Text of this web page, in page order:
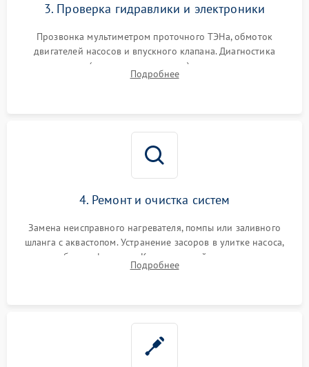
3. Проверка гидравлики и электроники
Прозвонка мультиметром проточного ТЭНа, обмоток
двигателей насосов и впускного клапана. Диагностика
прессостата (датчика уровня воды), датчика мутности,
концевика дверцы и электронного модуля управления.
Подробнее
4. Ремонт и очистка систем
Замена неисправного нагревателя, помпы или заливного
шланга с аквастопом. Устранение засоров в улитке насоса,
патрубках и фильтрах. Компонентный ремонт платы
управления, восстановление поврежденной проводки.
Подробнее